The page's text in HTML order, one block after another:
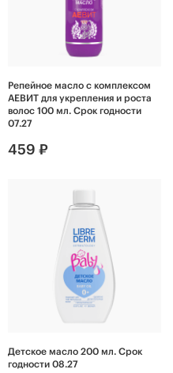
Репейное масло с комплексом
АЕВИТ для укрепления и роста
волос 100 мл. Срок годности
07.27
459 ₽
Детское масло 200 мл. Срок
годности 08.27